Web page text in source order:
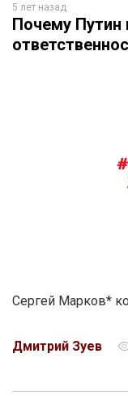
5 лет назад
Почему Путин
Сергей Марков*
Дмитрий Зуев